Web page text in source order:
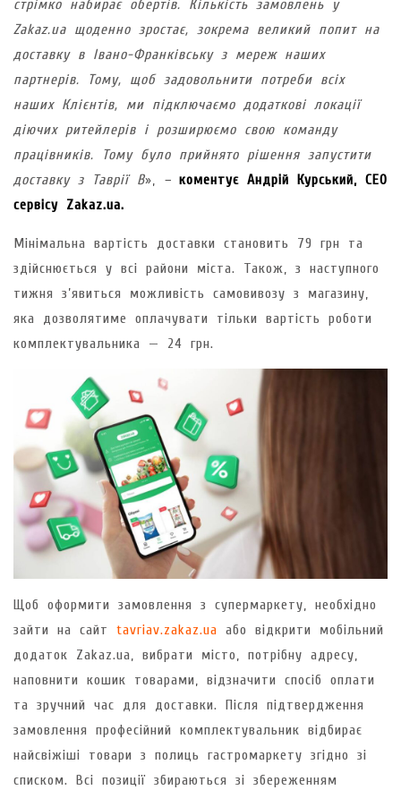
стрімко набирає обертів. Кількість замовлень у
Zakaz.ua щоденно зростає, зокрема великий попит на
доставку в Івано-Франківську з мереж наших
партнерів. Тому, щоб задовольнити потреби всіх
наших Клієнтів, ми підключаємо додаткові локації
діючих ритейлерів і розширюємо свою команду
працівників. Тому було прийнято рішення запустити
доставку з Таврії В», – коментує Андрій Курський, CEO
сервісу Zakaz.ua.
Мінімальна вартість доставки становить 79 грн та
здійснюється у всі райони міста. Також, з наступного
тижня з’явиться можливість самовивозу з магазину,
яка дозволятиме оплачувати тільки вартість роботи
комплектувальника — 24 грн.
Щоб оформити замовлення з супермаркету, необхідно
зайти на сайт tavriav.zakaz.ua або відкрити мобільний
додаток Zakaz.ua, вибрати місто, потрібну адресу,
наповнити кошик товарами, відзначити спосіб оплати
та зручний час для доставки. Після підтвердження
замовлення професійний комплектувальник відбирає
найсвіжіші товари з полиць гастромаркету згідно зі
списком. Всі позиції збираються зі збереженням